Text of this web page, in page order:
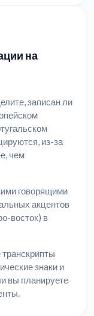
на
записан ли
из-за
чем
говорящими
акцентов
восток) в
знаки и
вы планируете